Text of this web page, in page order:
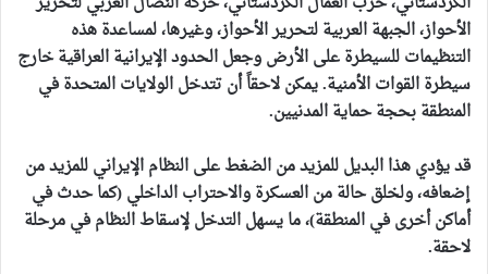
الأحواز، الجبهة العربية لتحرير الأحواز، وغيرها، لمساعدة هذه
التنظيمات للسيطرة على الأرض وجعل الحدود الإيرانية العراقية خارج
سيطرة القوات الأمنية. يمكن لاحقاً أن تتدخل الولايات المتحدة في
المنطقة بحجة حماية المدنيين.
قد يؤدي هذا البديل للمزيد من الضغط على النظام الإيراني للمزيد من
إضعافه، ولخلق حالة من العسكرة والاحتراب الداخلي (كما حدث في
أماكن أخرى في المنطقة)، ما يسهل التدخل لإسقاط النظام في مرحلة
لاحقة.